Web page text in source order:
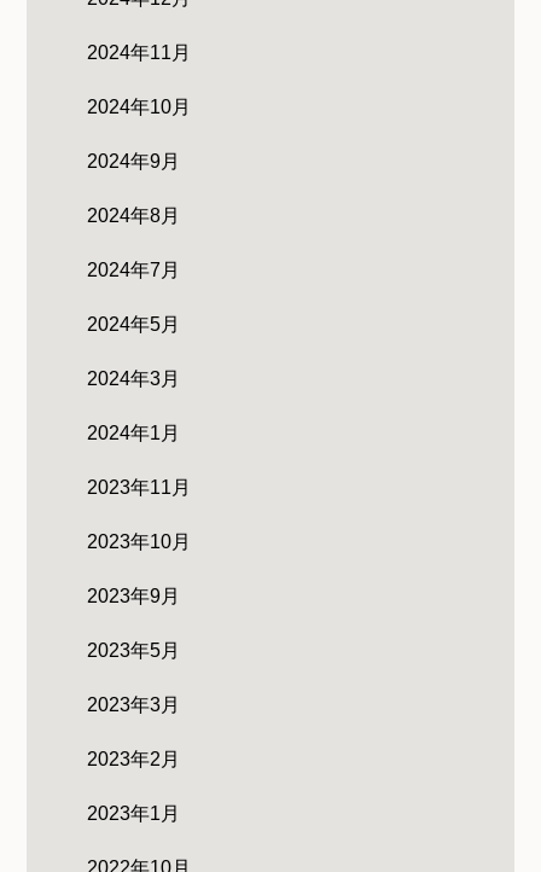
2024年11月
2024年10月
2024年9月
2024年8月
2024年7月
2024年5月
2024年3月
2024年1月
2023年11月
2023年10月
2023年9月
2023年5月
2023年3月
2023年2月
2023年1月